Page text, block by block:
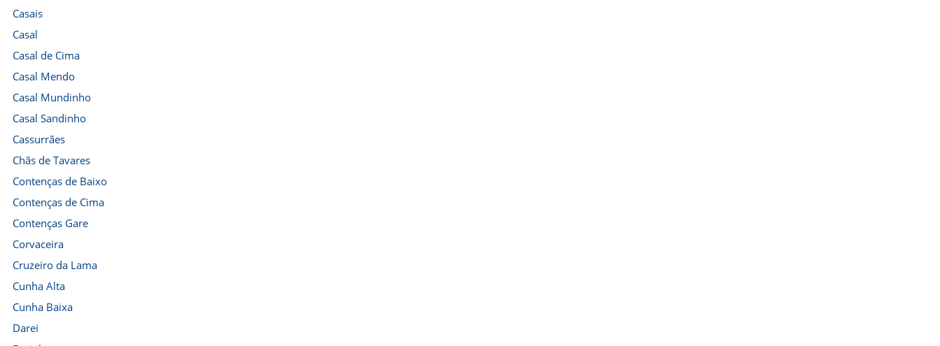
Casais
Casal
Casal de Cima
Casal Mendo
Casal Mundinho
Casal Sandinho
Cassurrães
Chãs de Tavares
Contenças de Baixo
Contenças de Cima
Contenças Gare
Corvaceira
Cruzeiro da Lama
Cunha Alta
Cunha Baixa
Darei